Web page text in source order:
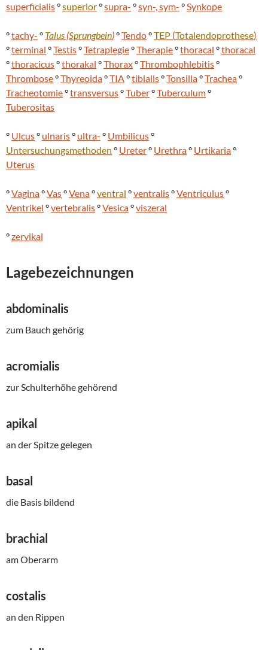
superficialis°superior°supra- °syn-, sym- °Synkope
°tachy- ° Talus (Sprungbein)°Tendo°TEP (Totalendoprothese)
°terminal °Testis°Tetraplegie°Therapie°thoracal °thoracal
°thoracicus°thorakal °Thorax°Thrombophlebitis°
Thrombose°Thyreoida°TIA°tibialis°Tonsilla°Trachea°
Tracheotomie°transversus°Tuber°Tuberculum°
Tuberositas
° Ulcus° ulnaris° ultra- ° Umbilicus°
Untersuchungsmethoden ° Ureter° Urethra° Urtikaria°
Uterus
°Vagina°Vas°Vena°ventral °ventralis°Ventriculus°
Ventrikel °vertebralis°Vesica°viszeral
°zervikal
Lagebezeichnungen
abdominalis
zum Bauch gehörig
acromialis
zur Schulterhöhe gehörend
apikal
an der Spitze gelegen
basal
die Basis bildend
brachial
am Oberarm
costalis
an den Rippen